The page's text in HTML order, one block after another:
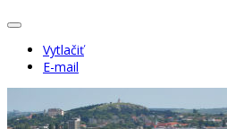
Vytlačiť
E-mail